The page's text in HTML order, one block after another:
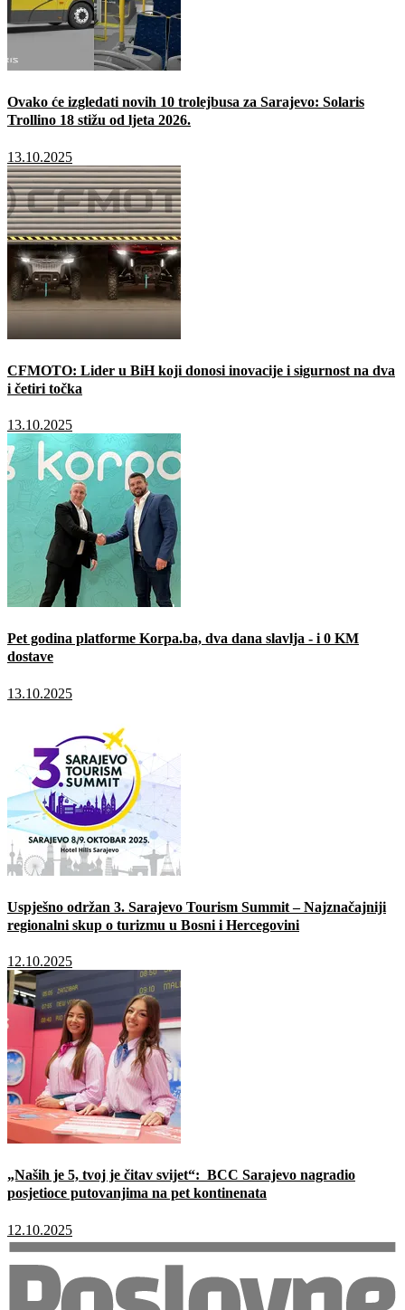
Ovako će izgledati novih 10 trolejbusa za Sarajevo: Solaris
Trollino 18 stižu od ljeta 2026.
13.10.2025
CFMOTO: Lider u BiH koji donosi inovacije i sigurnost na dva
i četiri točka
13.10.2025
Pet godina platforme Korpa.ba, dva dana slavlja - i 0 KM
dostave
13.10.2025
Uspješno održan 3. Sarajevo Tourism Summit – Najznačajniji
regionalni skup o turizmu u Bosni i Hercegovini
12.10.2025
„Naših je 5, tvoj je čitav svijet“: BCC Sarajevo nagradio
posjetioce putovanjima na pet kontinenata
12.10.2025